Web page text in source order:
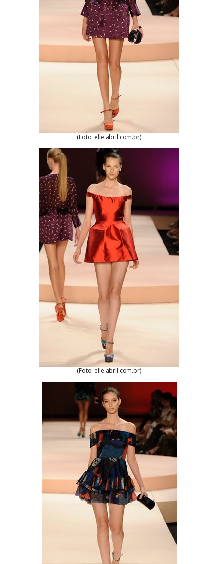
(Foto: elle.abril.com.br)
(Foto: elle.abril.com.br)